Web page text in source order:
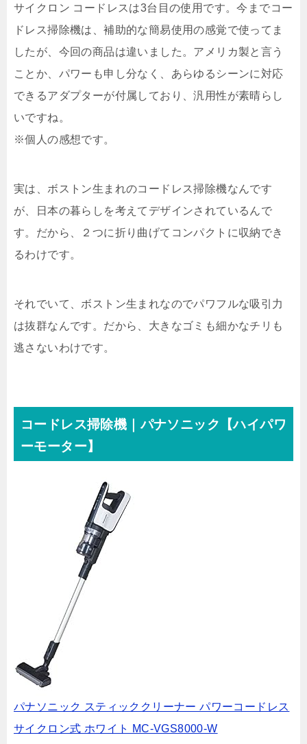
サイクロン コードレスは3台目の使用です。今までコー
ドレス掃除機は、補助的な簡易使用の感覚で使ってま
したが、今回の商品は違いました。アメリカ製と言う
ことか、パワーも申し分なく、あらゆるシーンに対応
できるアダプターが付属しており、汎用性が素晴らし
いですね。
※個人の感想です。
実は、ボストン生まれのコードレス掃除機なんです
が、日本の暮らしを考えてデザインされているんで
す。だから、２つに折り曲げてコンパクトに収納でき
るわけです。
それでいて、ボストン生まれなのでパワフルな吸引力
は抜群なんです。だから、大きなゴミも細かなチリも
逃さないわけです。
コードレス掃除機｜パナソニック【ハイパワ
ーモーター】
パナソニック スティッククリーナー パワーコードレス
サイクロン式 ホワイト MC-VGS8000-W